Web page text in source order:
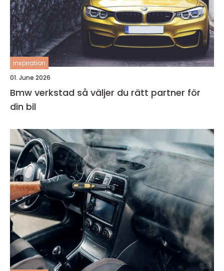
inspiration
01. June 2026
Bmw verkstad så väljer du rätt partner för
din bil